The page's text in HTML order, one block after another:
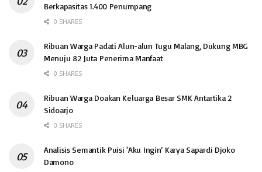
Berkapasitas 1.400 Penumpang
0 SHARES
Ribuan Warga Padati Alun-alun Tugu Malang, Dukung MBG
Menuju 82 Juta Penerima Manfaat
0 SHARES
Ribuan Warga Doakan Keluarga Besar SMK Antartika 2
Sidoarjo
0 SHARES
Analisis Semantik Puisi ‘Aku Ingin’ Karya Sapardi Djoko
Damono